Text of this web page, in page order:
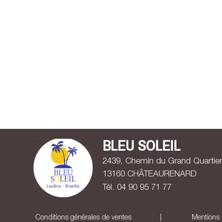
BLEU SOLEIL
2439, Chemin du Grand Quartier
13160 CHÂTEAURENARD
Tél. 04 90 95 71 77
Conditions générales de ventes Mentions